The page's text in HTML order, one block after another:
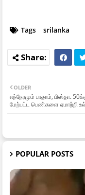
Tags srilanka
OLDER
எந்நேரமும் பாதாம், பிஸ்தா.
மேற்பட்ட பெண்களை ஏமாற்றி
POPULAR POSTS